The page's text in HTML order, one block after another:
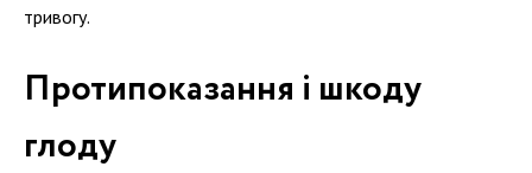
тривогу.
Протипоказання і шкоду
глоду